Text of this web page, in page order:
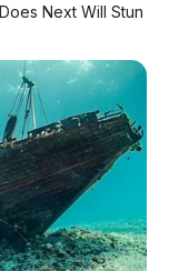
Next Will Stun